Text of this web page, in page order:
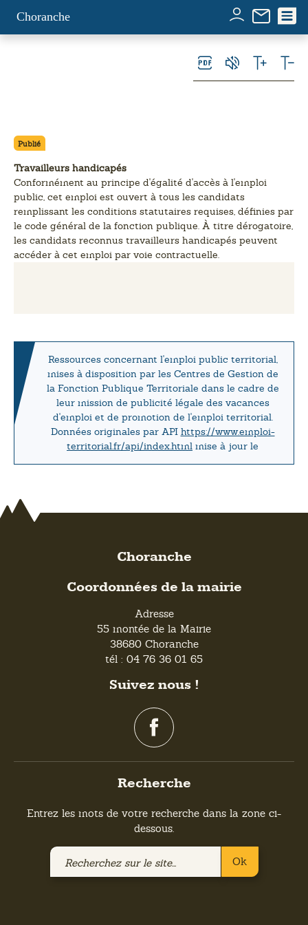
Choranche
Publié
Travailleurs handicapés
Conformément au principe d'égalité d'accès à l'emploi
public, cet emploi est ouvert à tous les candidats
remplissant les conditions statutaires requises, définies par
le code général de la fonction publique. À titre dérogatoire,
les candidats reconnus travailleurs handicapés peuvent
accéder à cet emploi par voie contractuelle.
Ressources concernant l'emploi public territorial,
mises à disposition par les Centres de Gestion de
la Fonction Publique Territoriale dans le cadre de
leur mission de publicité légale des vacances
d'emploi et de promotion de l'emploi territorial.
Données originales par API https://www.emploi-
territorial.fr/api/index.html mise à jour le
Choranche
Coordonnées de la mairie
Adresse
55 montée de la Mairie
38680 Choranche
tél : 04 76 36 01 65
Suivez nous !
Recherche
Entrez les mots de votre recherche dans la zone ci-
dessous.
Recherchez
Ok